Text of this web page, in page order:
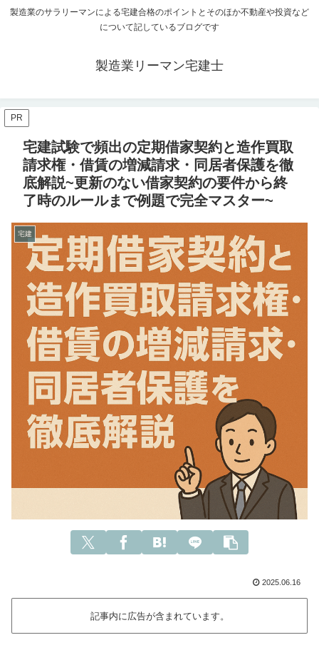
製造業のサラリーマンによる宅建合格のポイントとそのほか不動産や投資など
について記しているブログです
製造業リーマン宅建士
PR
宅建試験で頻出の定期借家契約と造作買取
請求権・借賃の増減請求・同居者保護を徹
底解説~更新のない借家契約の要件から終
了時のルールまで例題で完全マスター~
宅建
2025.06.16
記事内に広告が含まれています。